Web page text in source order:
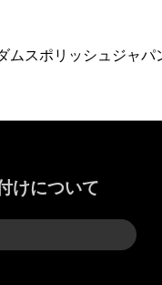
スポリッシュジャ
けについて